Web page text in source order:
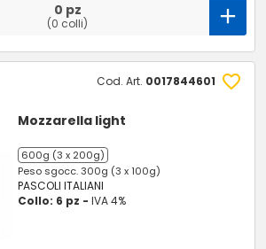
0 pz
(0 colli)
Cod. Art. 0017844601
Mozzarella light
600g (3 x 200g)
Peso sgocc. 300g (3 x 100g)
PASCOLI ITALIANI
Collo: 6 pz -IVA 4%